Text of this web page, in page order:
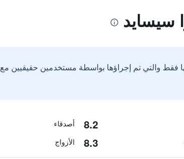
سيسايد
فقط والتي تم إجراؤها بواسطة مستخدمين حقيقيين مع
8.2 أصدقاء
8.3 الأزواج